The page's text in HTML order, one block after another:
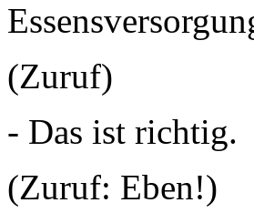
(Zuruf)
- Das ist richtig.
(Zuruf: Eben!)